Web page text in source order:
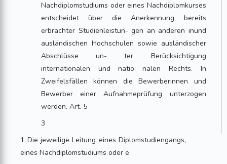
Nachdiplomstudiums oder eines Nachdiplomkurses
entscheidet über die Anerkennung bereits
erbrachter Studienleistun- gen an anderen inund
ausländischen Hochschulen sowie ausländischer
Abschlüsse un- ter Berücksichtigung
internationalen und natio nalen Rechts. In
Zweifelsfällen können die Bewerberinnen und
Bewerber einer Aufnahmeprüfung unterzogen
werden. Art. 5
3
1 Die jeweilige Leitung eines Diplomstudiengangs,
eines Nachdiplomstudiums oder e